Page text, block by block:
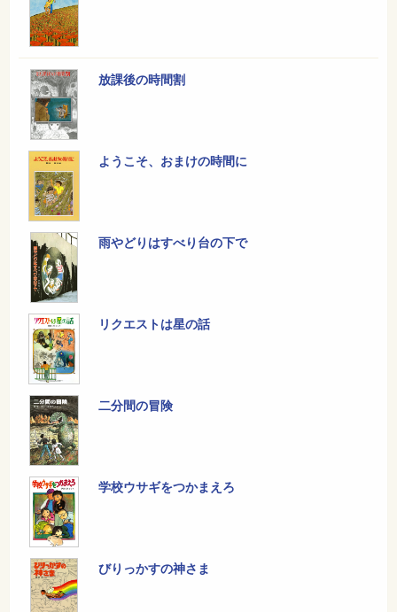
放課後の時間割
ようこそ、おまけの時間に
雨やどりはすべり台の下で
リクエストは星の話
二分間の冒険
学校ウサギをつかまえろ
びりっかすの神さま